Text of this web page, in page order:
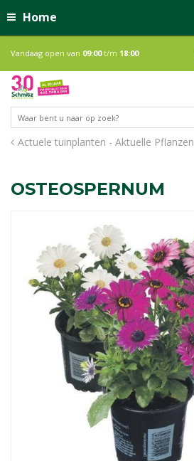
Home
Actuele tuinplanten - Aktuelle Pflanzen
Vandaag open van 09:00t/m 18:00
OSTEOSPERNUM